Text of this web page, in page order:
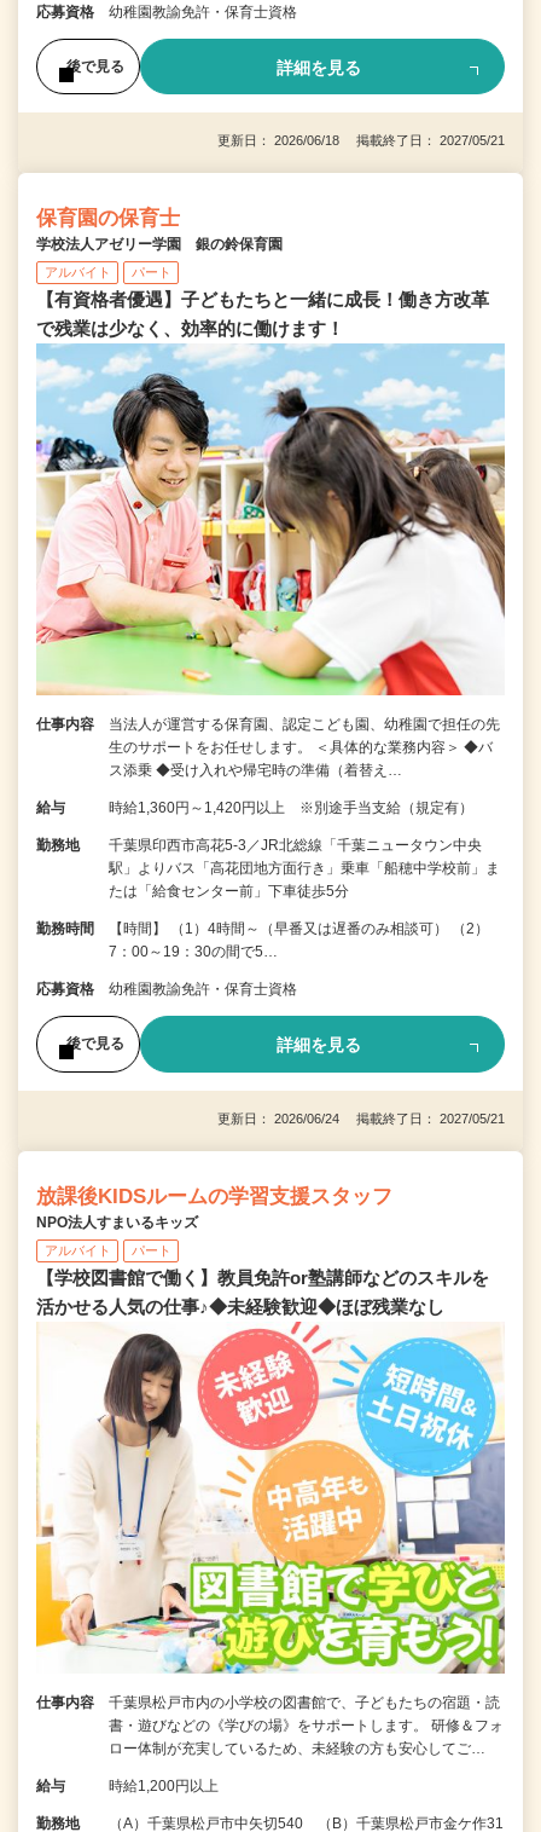
応募資格 幼稚園教諭免許・保育士資格
後で見る 詳細を見る
更新日： 2026/06/18 掲載終了日： 2027/05/21
保育園の保育士
学校法人アゼリー学園 銀の鈴保育園
アルバイト パート
【有資格者優遇】子どもたちと一緒に成長！働き方改革
で残業は少なく、効率的に働けます！
仕事内容
当法人が運営する保育園、認定こども園、幼稚園で担任の先
生のサポートをお任せします。 ＜具体的な業務内容＞ ◆バ
ス添乗 ◆受け入れや帰宅時の準備（着替え…
給与 時給1,360円～1,420円以上 ※別途手当支給（規定有）
勤務地
千葉県印西市高花5-3／JR北総線「千葉ニュータウン中央
駅」よりバス「高花団地方面行き」乗車「船穂中学校前」ま
たは「給食センター前」下車徒歩5分
勤務時間
【時間】 （1）4時間～（早番又は遅番のみ相談可） （2）
7：00～19：30の間で5…
応募資格 幼稚園教諭免許・保育士資格
後で見る 詳細を見る
更新日： 2026/06/24 掲載終了日： 2027/05/21
放課後KIDSルームの学習支援スタッフ
NPO法人すまいるキッズ
アルバイト パート
【学校図書館で働く】教員免許or塾講師などのスキルを
活かせる人気の仕事♪◆未経験歓迎◆ほぼ残業なし
仕事内容
千葉県松戸市内の小学校の図書館で、子どもたちの宿題・読
書・遊びなどの《学びの場》をサポートします。 研修＆フォ
ロー体制が充実しているため、未経験の方も安心してご…
給与 時給1,200円以上
勤務地
（A）千葉県松戸市中矢切540 （B）千葉県松戸市金ケ作31